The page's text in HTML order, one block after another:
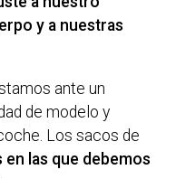
y a nuestras
ante un
de modelo y
Los sacos de
las que debemos